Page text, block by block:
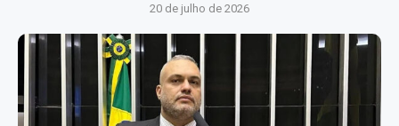
20 de julho de 2026